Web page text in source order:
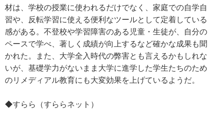
材は、学校の授業に使われるだけでなく、家庭での自学自
習や、反転学習に使える便利なツールとして定着している
感がある。不登校や学習障害のある児童・生徒が、自分の
ペースで学べ、著しく成績が向上するなど確かな成果も聞
かれた。また、大学全入時代の弊害とも言えるかもしれな
いが、基礎学力がないまま大学に進学した学生たちのため
のリメディアル教育にも大変効果を上げているようだ。
◆すらら（すららネット）